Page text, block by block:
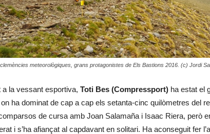
meteorològiques, grans protagonistes de Els Bastions 2016. (c) Jordi
a la vessant esportiva, Toti Bes (Compressport) ha estat el
on ha dominat de cap a cap els setanta-cinc quilòmetres del
de cursa amb Joan Salamaña i Isaac Riera, però
i s’ha afiançat al capdavant en solitari. Ha aconseguit fer